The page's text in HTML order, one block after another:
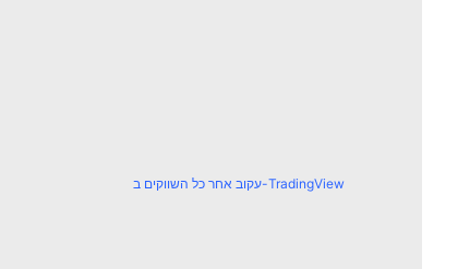
עקוב אחר כל השווקים ב-TradingView